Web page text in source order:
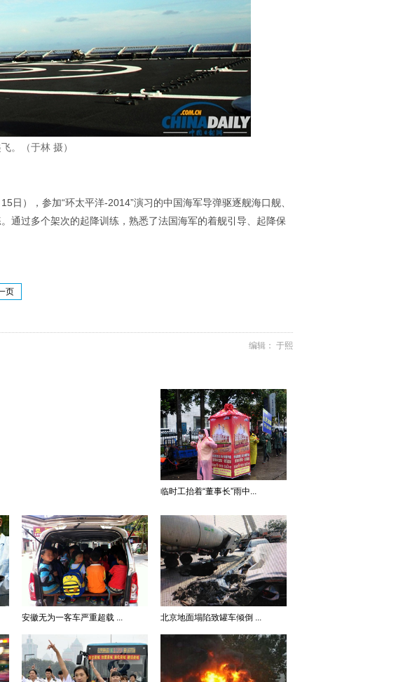
。（于林 摄）
），参加“环太平洋-2014”演习的中国海军导弹驱逐舰海口舰、
通过多个架次的起降训练，熟悉了法国海军的着舰引导、起降保
页
编辑： 于熙
临时工抬着“董事长”雨中...
安徽无为一客车严重超载 ... 北京地面塌陷致罐车倾倒 ...